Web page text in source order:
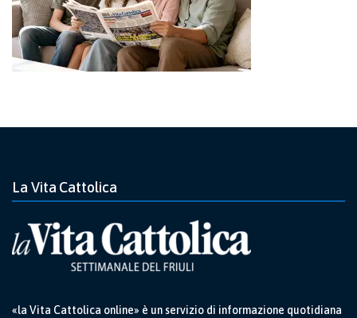
La Vita Cattolica
«la Vita Cattolica online» è un servizio di informazione quotidiana